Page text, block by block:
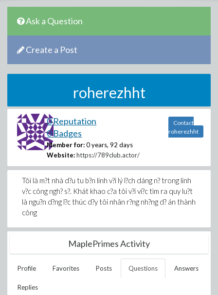
Ask a Question
Create a Post
roherezhht
0 Reputation
0 Badges
Member for: 0 years, 92 days
Website: https://789club.actor/
Contact
roherezhht
Tôi là m?t nhà d?u tu b?n linh v?i lý l?ch dáng n? trong linh
v?c công ngh? s?. Khát khao c?a tôi v?i vi?c tìm ra quy lu?t
là ngu?n d?ng l?c thúc d?y tôi nhân r?ng nh?ng d? án thành
công
MaplePrimes Activity
Profile Favorites Posts Questions Answers
Replies